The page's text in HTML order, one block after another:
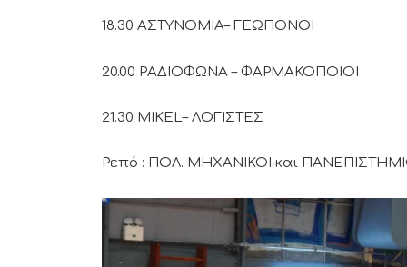
18.30 ΑΣΤΥΝΟΜΙΑ– ΓΕΩΠΟΝΟΙ
20.00 ΡΑΔΙΟΦΩΝΑ – ΦΑΡΜΑΚΟΠΟΙΟΙ
21.30 MIKEL– ΛΟΓΙΣΤΕΣ
Ρεπό : ΠΟΛ. ΜΗΧΑΝΙΚΟΙ και